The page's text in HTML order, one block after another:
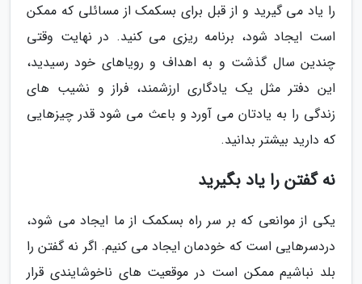
را یاد می گیرید و از قبل برای بسکمک از مسائلی که ممکن
است ایجاد شود، برنامه ریزی می کنید. در نهایت وقتی
چندین سال گذشت و به اهداف و رویاهای خود رسیدید،
این دفتر مثل یک یادگاری ارزشمند، فراز و نشیب های
زندگی را به یادتان می آورد و باعث می شود قدر چیزهایی
که دارید بیشتر بدانید.
نه گفتن را یاد بگیرید
یکی از موانعی که بر سر راه بسکمک از ما ایجاد می شود،
دردسرهایی است که خودمان ایجاد می کنیم. اگر نه گفتن را
بلد نباشیم ممکن است در موقعیت های ناخوشایندی قرار